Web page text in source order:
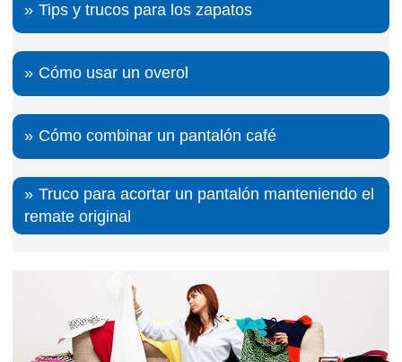
Tips y trucos para los zapatos
Cómo usar un overol
Cómo combinar un pantalón café
Truco para acortar un pantalón manteniendo el
remate original